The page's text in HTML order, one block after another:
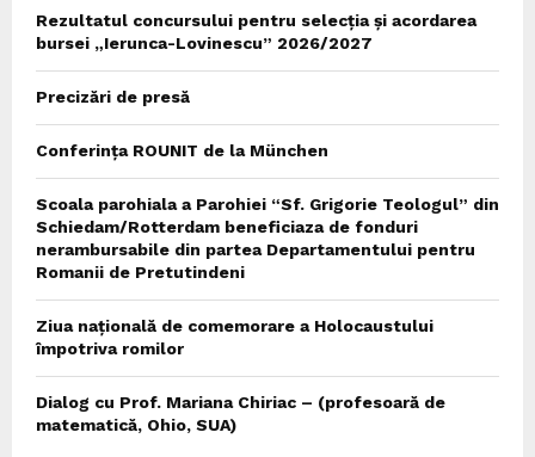
Rezultatul concursului pentru selecția și acordarea
bursei „Ierunca-Lovinescu” 2026/2027
Precizări de presă
Conferința ROUNIT de la München
Scoala parohiala a Parohiei “Sf. Grigorie Teologul” din
Schiedam/Rotterdam beneficiaza de fonduri
nerambursabile din partea Departamentului pentru
Romanii de Pretutindeni
Ziua națională de comemorare a Holocaustului
împotriva romilor
Dialog cu Prof. Mariana Chiriac – (profesoară de
matematică, Ohio, SUA)